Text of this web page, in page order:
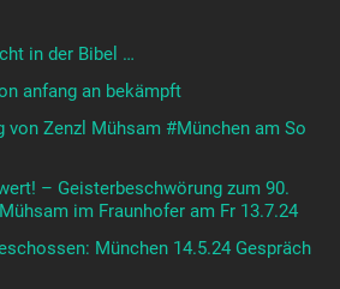
in der Bibel …
anfang an bekämpft
von Zenzl Mühsam #München am So
– Geisterbeschwörung zum 90.
im Fraunhofer am Fr 13.7.24
München 14.5.24 Gespräch